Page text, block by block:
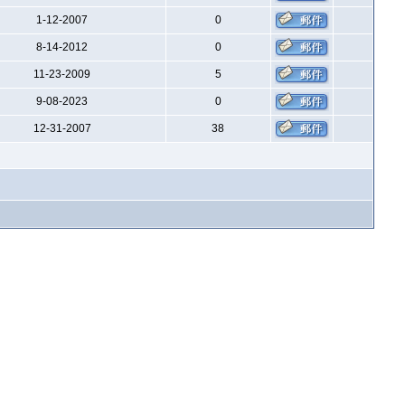
1-12-2007 0
8-14-2012 0
11-23-2009 5
9-08-2023 0
12-31-2007 38